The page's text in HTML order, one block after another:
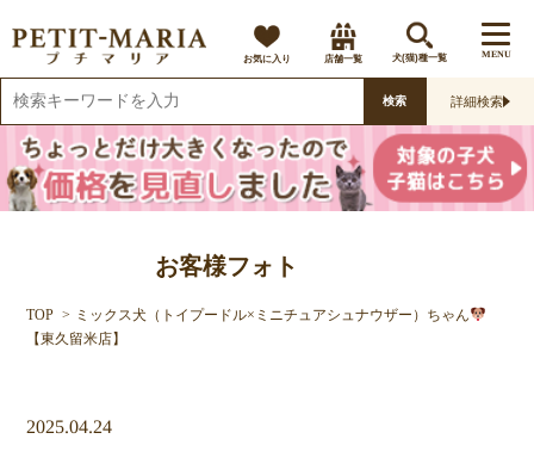
お気に入り 店舗一覧 犬(猫)種一覧 MENU
検索 詳細検索
お客様フォト
TOP
ミックス犬（トイプードル×ミニチュアシュナウザー）ちゃん
【東久留米店】
2025.04.24